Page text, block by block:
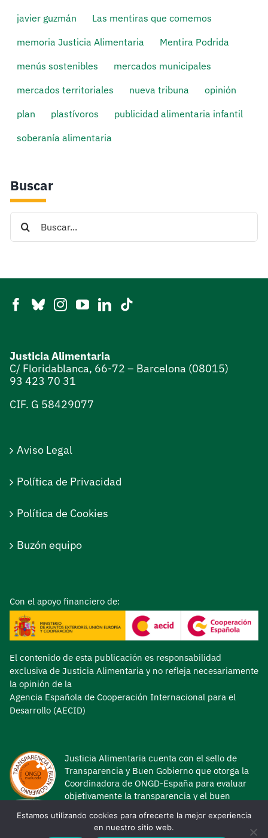
javier guzmán
Las mentiras que comemos
memoria Justicia Alimentaria
Mentira Podrida
menús sostenibles
mercados municipales
mercados territoriales
nueva tribuna
opinión
plan
plastívoros
publicidad alimentaria infantil
soberanía alimentaria
Buscar
Search
for:
Justicia Alimentaria
C/ Floridablanca, 66-72 – Barcelona (08015)
93 423 70 31
CIF. G 58429077
Aviso Legal
Política de Privacidad
Política de Cookies
Buzón equipo
Con el apoyo financiero de:
El contenido de esta publicación es responsabilidad
exclusiva de Justicia Alimentaria y no refleja necesariamente
la opinión de la
Agencia Española de Cooperación Internacional para el
Desarrollo (AECID)
Justicia Alimentaria cuenta con el sello de
Transparencia y Buen Gobierno que otorga la
Coordinadora de ONGD-España para evaluar
objetivamente la transparencia y el buen
Estamos utilizando cookies para ofrecerte la mejor experiencia
en nuestro sitio web.